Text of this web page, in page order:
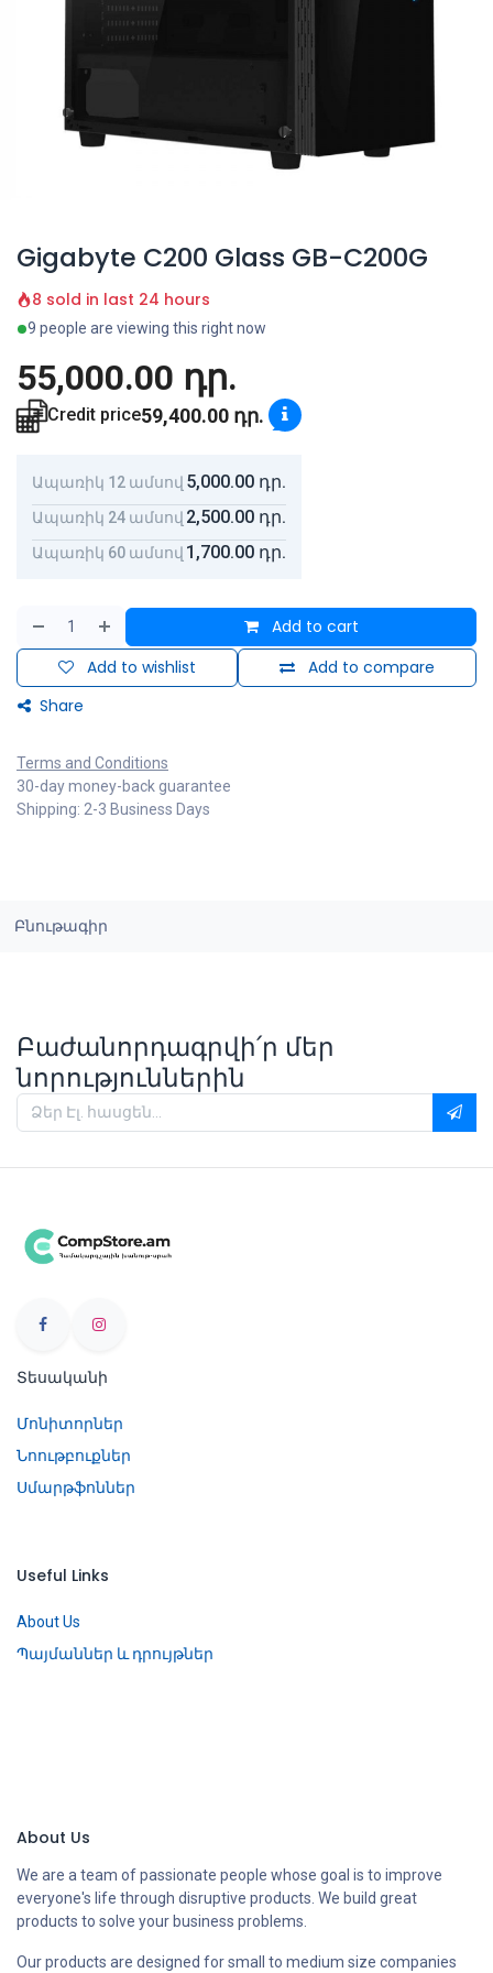
Gigabyte C200 Glass GB-C200G
8 sold in last 24 hours
9 people are viewing this right now
55,000.00 դր.
Credit price59,400.00 դր.
Ապառիկ 12 ամսով 5,000.00 դր.
Ապառիկ 24 ամսով 2,500.00 դր.
Ապառիկ 60 ամսով 1,700.00 դր.
Add to cart
Add to compare
Add to wishlist
Share
Terms and Conditions
30-day money-back guarantee
Shipping: 2-3 Business Days
Բնութագիր
Բաժանորդագրվի՛ր մեր
նորություններին
Տեսականի
Մոնիտորներ
Նոութբուքներ
Սմարթֆոններ
Useful Links
About Us
Պայմաններ և դրույթներ
About Us
We are a team of passionate people whose goal is to improve
everyone's life through disruptive products. We build great
products to solve your business problems.
Our products are designed for small to medium size companies